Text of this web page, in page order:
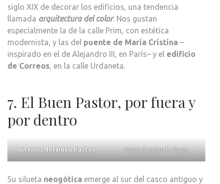
siglo XIX de decorar los edificios, una tendencia
llamada arquitectura del color. Nos gustan
especialmente la de la calle Prim, con estética
modernista, y las del puente de María Cristina –
inspirado en el de Alejandro III, en París– y el edificio
de Correos, en la calle Urdaneta.
7. El Buen Pastor, por fuera y
por dentro
Interior del Buen Pastor Fotos Carmen R. Pinos
Su silueta neogótica emerge al sur del casco antiguo y